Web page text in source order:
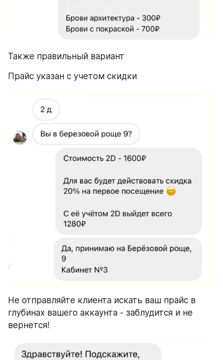
Также правильный вариант
Прайс указан с учетом скидки
Не отправляйте клиента искать ваш прайс в
глубинах вашего аккаунта - заблудится и не
вернется!